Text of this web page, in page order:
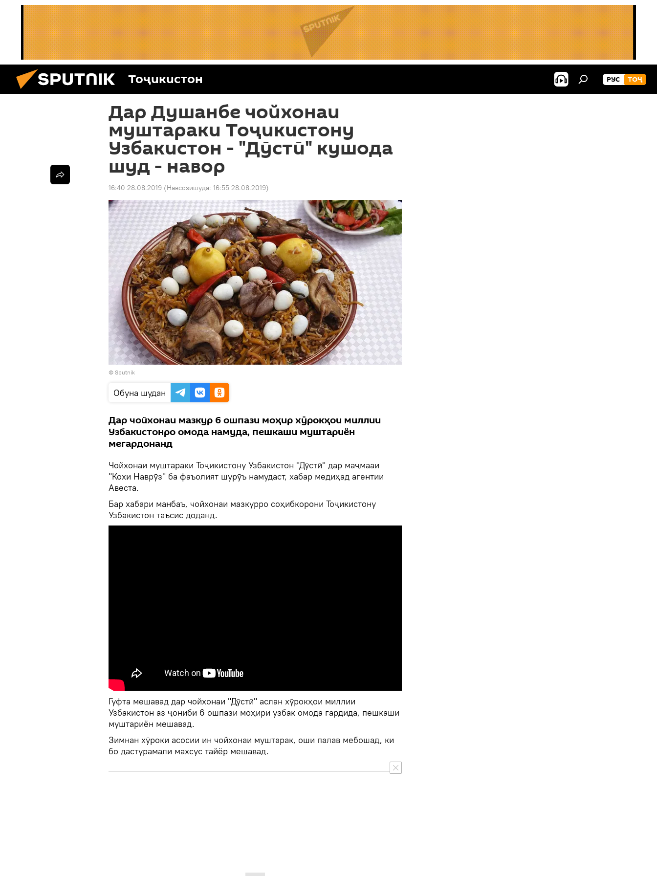
Тоҷикистон РУС ТОҶ
Дар Душанбе чойхонаи
муштараки Тоҷикистону
Узбакистон - "Дӯстӣ" кушода
шуд - навор
16:40 28.08.2019 (Навсозишуда: 16:55 28.08.2019)
© Sputnik
Обуна шудан
Дар чойхонаи мазкур 6 ошпази моҳир хӯрокҳои миллии
Узбакистонро омода намуда, пешкаши муштариён
мегардонанд
Чойхонаи муштараки Тоҷикистону Узбакистон "Дӯстӣ" дар маҷмааи
"Кохи Наврӯз" ба фаъолият шурӯъ намудаст, хабар медиҳад агентии
Авеста.
Бар хабари манбаъ, чойхонаи мазкурро соҳибкорони Тоҷикистону
Узбакистон таъсис доданд.
Гуфта мешавад дар чойхонаи "Дӯстӣ" аслан хӯрокҳои миллии
Узбакистон аз ҷониби 6 ошпази моҳири узбак омода гардида, пешкаши
муштариён мешавад.
Зимнан хӯроки асосии ин чойхонаи муштарак, оши палав мебошад, ки
бо дастурамали махсус тайёр мешавад.